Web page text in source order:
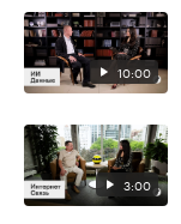
10:00
3:00